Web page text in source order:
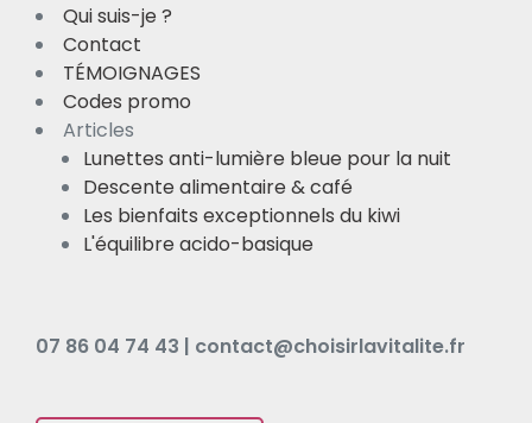
Qui suis-je ?
Contact
TÉMOIGNAGES
Codes promo
Articles
Lunettes anti-lumière bleue pour la nuit
Descente alimentaire & café
Les bienfaits exceptionnels du kiwi
L'équilibre acido-basique
07 86 04 74 43 | contact@choisirlavitalite.fr